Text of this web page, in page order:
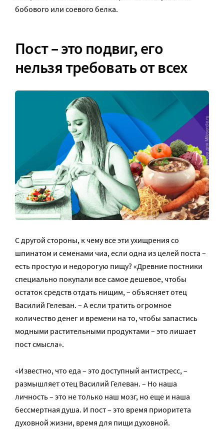
бобового или соевого белка.
Пост – это подвиг, его
нельзя требовать от всех
С другой стороны, к чему все эти ухищрения со
шпинатом и семенами чиа, если одна из целей поста –
есть простую и недорогую пищу? «Древние постники
специально покупали все самое дешевое, чтобы
остаток средств отдать нищим, – объясняет отец
Василий Гелеван. – А если тратить огромное
количество денег и времени на то, чтобы запастись
модными растительными продуктами – это лишает
пост смысла».
«Известно, что еда – это доступный антистресс, –
размышляет отец Василий Гелеван. – Но наша
личность – это не только наш мозг, но еще и наша
бессмертная душа. И пост – это время приоритета
духовной жизни, время для пищи духовной.